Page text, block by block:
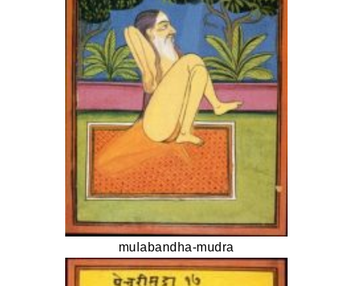
mulabandha-mudra